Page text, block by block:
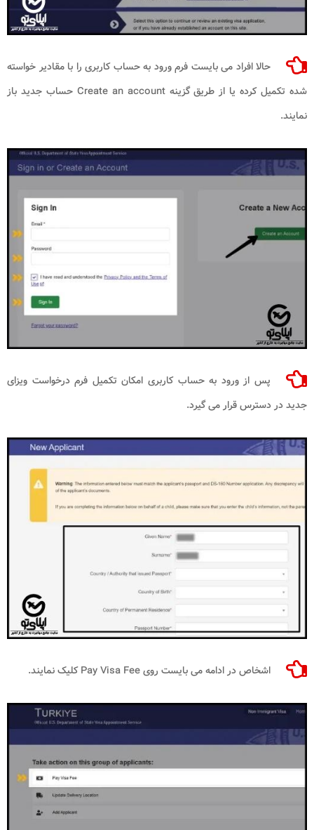
حالا افراد می بایست فرم ورود به حساب کاربری را با مقادیر خواسته
شده تکمیل کرده یا از طریق گزینه Create an account حساب جدید باز
نمایند.
پس از ورود به حساب کاربری امکان تکمیل فرم درخواست ویزای
جدید در دسترس قرار می گیرد.
اشخاص در ادامه می بایست روی Pay Visa Fee کلیک نمایند.